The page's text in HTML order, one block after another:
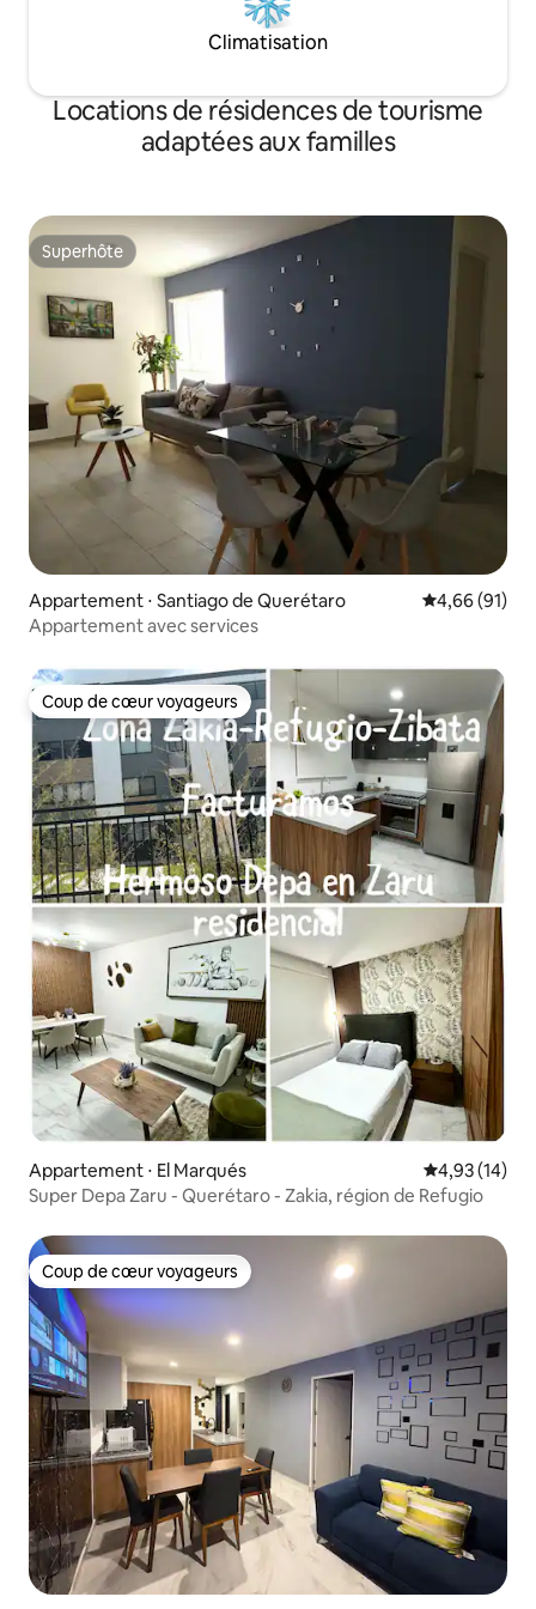
Climatisation
Locations de résidences de tourisme
adaptées aux familles
Superhôte
Superhôte
Appartement ⋅ Santiago de Querétaro Évaluation
4,66 (91)
Appartement avec services
Coup de cœur voyageurs
Coup de cœur voyageurs
Appartement ⋅ El Marqués Évaluation
4,93 (14)
Super Depa Zaru - Querétaro - Zakia, région de Refugio
Coup de cœur voyageurs
Coup de cœur voyageurs